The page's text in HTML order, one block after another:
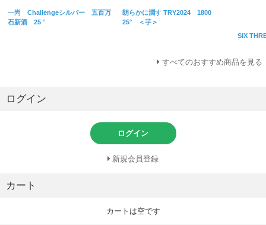
一尚 Challengeシルバー 五百万
石新酒 25 °
朗らかに潤す TRY2024 1800
25° ＜芋＞
SIX
すべてのおすすめ商品を見る
ログイン
ログイン
新規会員登録
カート
カートは空です